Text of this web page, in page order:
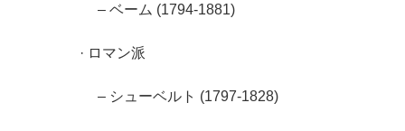
– ベーム (1794-1881)
· ロマン派
– シューベルト (1797-1828)